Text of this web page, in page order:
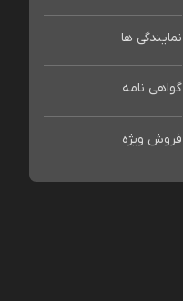
نمایندگی ها
گواهی نامه
فروش ویژه